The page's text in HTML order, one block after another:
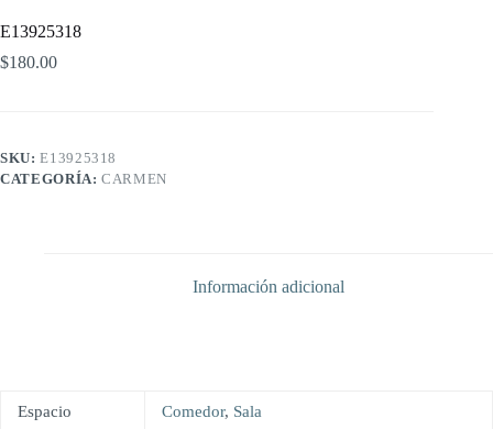
E13925318
$180.00
SKU:E13925318
CATEGORÍA:CARMEN
Información adicional
Espacio Comedor, Sala